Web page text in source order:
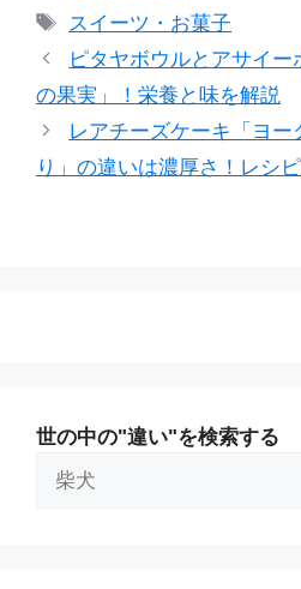
テ
リ
ー
タ
グ
スイーツ・お菓子
ピタヤボウルとアサイ
の果実」！栄養と味を解説
レアチーズケーキ「ヨー
り」の違いは濃厚さ！レシ
世の中の"違い"を検索する